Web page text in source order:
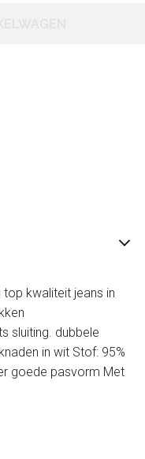
kwaliteit jeans in
sluiting. dubbele
in wit Stof: 95%
goede pasvorm Met